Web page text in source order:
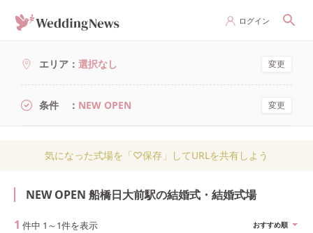
ログイン
エリア 選択なし 変更
条件 NEW OPEN 変更
気になった式場を「♡保存」してURLを共有しよう
NEW OPEN 船橋日大前駅の結婚式・結婚式場
1 件中 1 ～ 1件を表示 おすすめ順